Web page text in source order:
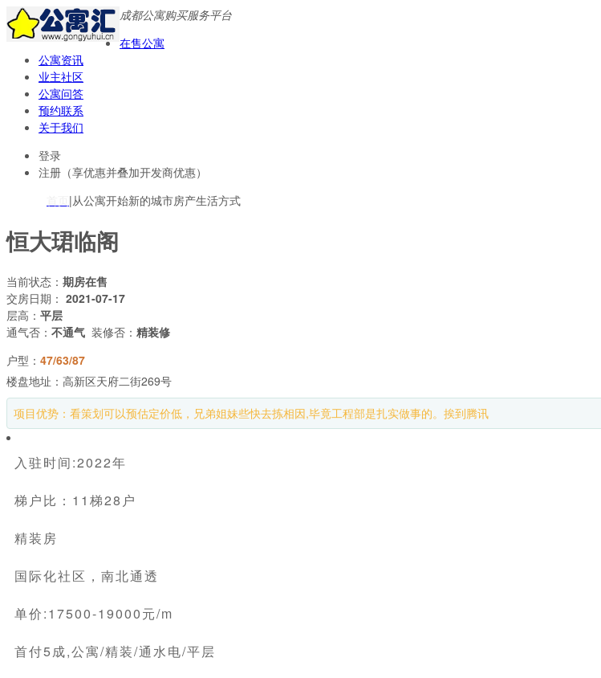
成都公寓购买服务平台
在售公寓
公寓资讯
业主社区
公寓问答
预约联系
关于我们
登录
注册（享优惠并叠加开发商优惠）
|从公寓开始新的城市房产生活方式
恒大珺临阁
当前状态： 期房在售
交房日期： 2021-07-17
层高： 平层
通气否： 不通气 装修否： 精装修
户型： 47/63/87
楼盘地址：高新区天府二街269号
项目优势：看策划可以预估定价低，兄弟姐妹些快去拣相因,毕竟工程部是扎实做事的。挨到腾讯
入驻时间:2022年
梯户比：11梯28户
精装房
国际化社区，南北通透
单价:17500-19000元/m
首付5成,公寓/精装/通水电/平层